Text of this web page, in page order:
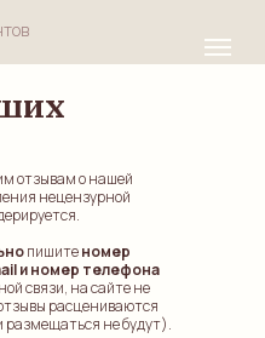
отзывам о нашей
нецензурной
пишитеномер
и номер телефона
связи, на сайте не
расцениваются
размещаться не будут).